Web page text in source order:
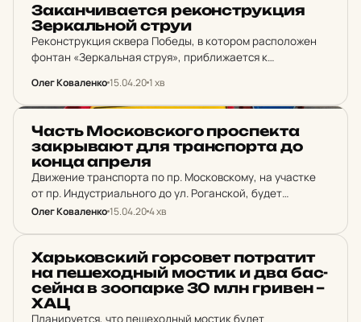
За­кан­чи­ва­ет­ся ре­кон­струк­ция
Зер­каль­ной струи
Реконструкция сквера Победы, в котором расположен
фонтан «Зеркальная струя», приближается к
Олег Коваленко15.04.201 хв
Часть Мос­ков­ско­го прос­пек­та
зак­рыва­ют для тран­спор­та до
конца апреля
Движение транспорта по пр. Московскому, на участке
от пр. Индустриального до ул. Роганской, будет
запрещено с 8:00 15 апреля до 20:00 30 апреля.
Олег Коваленко15.04.204 хв
НОВИНИ ХАРКОВА
Харь­ков­ский гор­со­вет пот­ра­тит
на пе­ше­ходный мостик и два бас­
сей­на в зо­о­пар­ке 30 млн гривен –
ХАЦ
Планируется, что пешеходный мостик будет